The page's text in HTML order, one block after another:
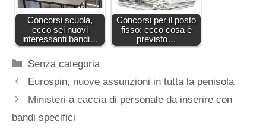
Concorsi scuola,
ecco sei nuovi
interessanti bandi…
Concorsi per il posto
fisso: ecco cosa è
previsto…
Categorie
Senza categoria
Eurospin, nuove assunzioni in tutta la penisola
Ministeri a caccia di personale da inserire con
bandi specifici